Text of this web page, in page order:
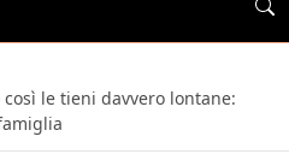
le tieni davvero lontane: